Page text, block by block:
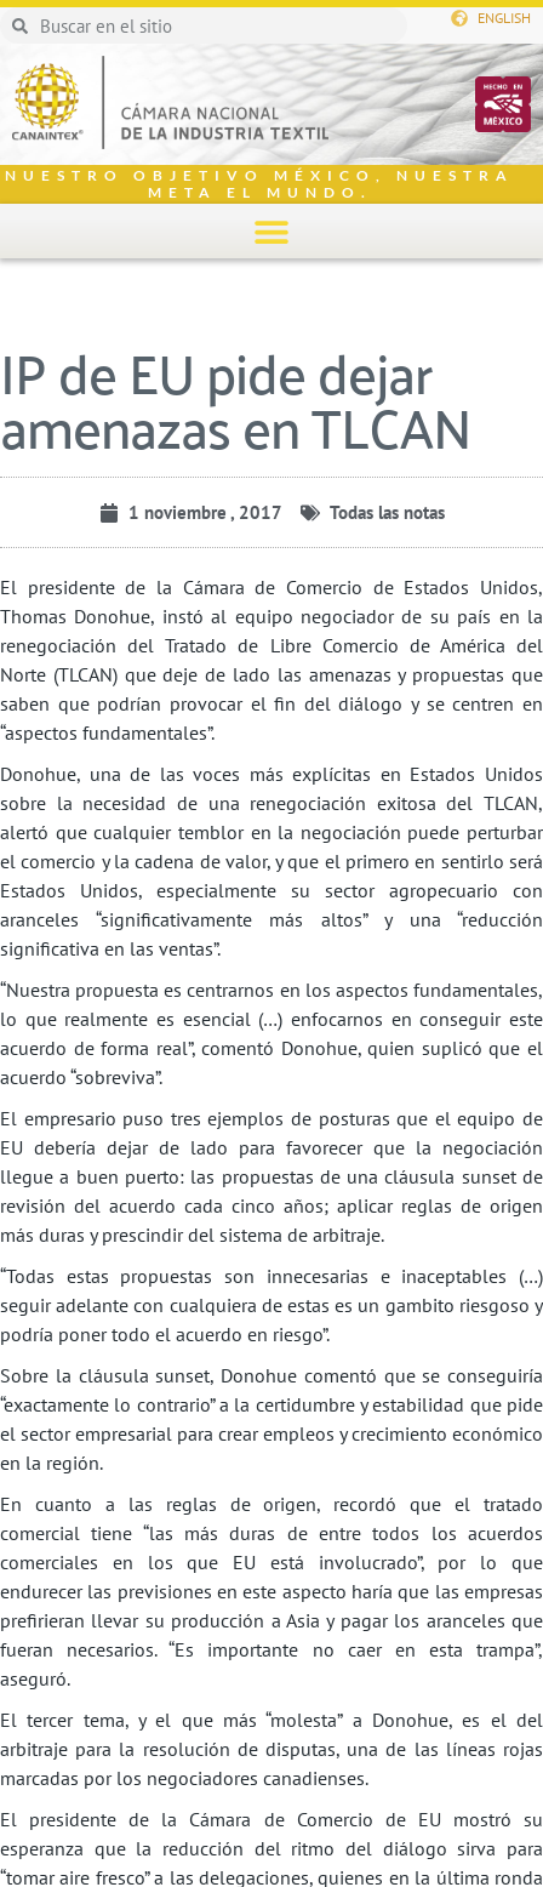
ENGLISH
NUESTRO OBJETIVO MÉXICO, NUESTRA
META EL MUNDO.
IP de EU pide dejar
amenazas en TLCAN
1 noviembre , 2017 Todas las notas
El presidente de la Cámara de Comercio de Estados Unidos,
Thomas Donohue, instó al equipo negociador de su país en la
renegociación del Tratado de Libre Comercio de América del
Norte (TLCAN) que deje de lado las amenazas y propuestas que
saben que podrían provocar el fin del diálogo y se centren en
“aspectos fundamentales”.
Donohue, una de las voces más explícitas en Estados Unidos
sobre la necesidad de una renegociación exitosa del TLCAN,
alertó que cualquier temblor en la negociación puede perturbar
el comercio y la cadena de valor, y que el primero en sentirlo será
Estados Unidos, especialmente su sector agropecuario con
aranceles “significativamente más altos” y una “reducción
significativa en las ventas”.
“Nuestra propuesta es centrarnos en los aspectos fundamentales,
lo que realmente es esencial (…) enfocarnos en conseguir este
acuerdo de forma real”, comentó Donohue, quien suplicó que el
acuerdo “sobreviva”.
El empresario puso tres ejemplos de posturas que el equipo de
EU debería dejar de lado para favorecer que la negociación
llegue a buen puerto: las propuestas de una cláusula sunset de
revisión del acuerdo cada cinco años; aplicar reglas de origen
más duras y prescindir del sistema de arbitraje.
“Todas estas propuestas son innecesarias e inaceptables (…)
seguir adelante con cualquiera de estas es un gambito riesgoso y
podría poner todo el acuerdo en riesgo”.
Sobre la cláusula sunset, Donohue comentó que se conseguiría
“exactamente lo contrario” a la certidumbre y estabilidad que pide
el sector empresarial para crear empleos y crecimiento económico
en la región.
En cuanto a las reglas de origen, recordó que el tratado
comercial tiene “las más duras de entre todos los acuerdos
comerciales en los que EU está involucrado”, por lo que
endurecer las previsiones en este aspecto haría que las empresas
prefirieran llevar su producción a Asia y pagar los aranceles que
fueran necesarios. “Es importante no caer en esta trampa”,
aseguró.
El tercer tema, y el que más “molesta” a Donohue, es el del
arbitraje para la resolución de disputas, una de las líneas rojas
marcadas por los negociadores canadienses.
El presidente de la Cámara de Comercio de EU mostró su
esperanza que la reducción del ritmo del diálogo sirva para
“tomar aire fresco” a las delegaciones, quienes en la última ronda